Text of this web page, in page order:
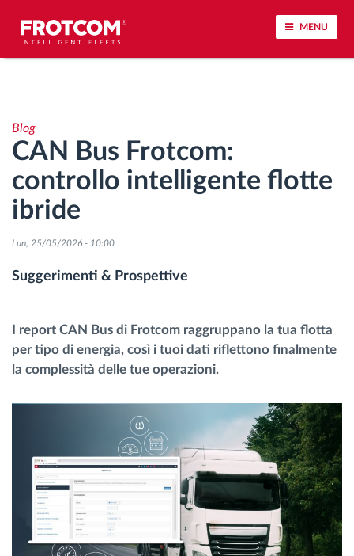
MENU
Analisi dello stile di guida
Monitoraggio dei tempi di guida
Gestione delle forza lavoro
Download remoto del cronotachigrafo
Controllo accessi
Gestione carburante
Pianificazione dei percorsi e monitoraggio
Identificazione automatica del conducente
Scopri tutte le caratteristiche
Blog
CAN Bus Frotcom:
controllo intelligente flotte
ibride
Lun, 25/05/2026 - 10:00
Suggerimenti & Prospettive
I report CAN Bus di Frotcom raggruppano la tua flotta
per tipo di energia, così i tuoi dati riflettono finalmente
la complessità delle tue operazioni.